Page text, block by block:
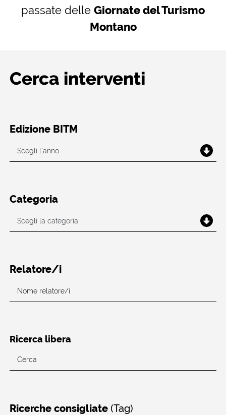
passate delle Giornate del Turismo
Montano
Cerca interventi
Edizione BITM
Categoria
Relatore/i
Ricerca libera
Ricerche consigliate(Tag)